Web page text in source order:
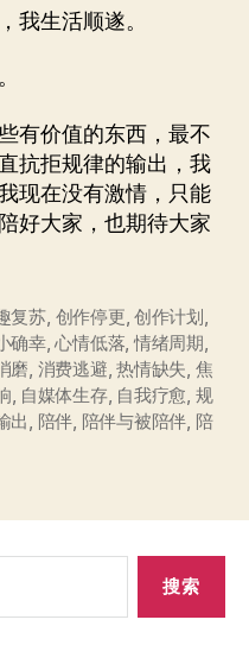
我生活顺遂。
有价值的东西，最不
抗拒规律的输出，我
现在没有激情，只能
好大家，也期待大家
复苏, 创作停更, 创作计划,
确幸,心情低落,情绪周期,
磨, 消费逃避,热情缺失, 焦
, 自媒体生存, 自我疗愈, 规
出, 陪伴, 陪伴与被陪伴, 陪